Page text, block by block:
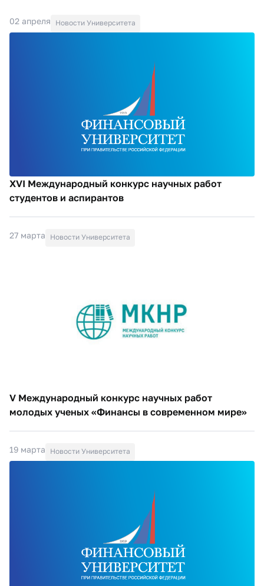
02 апреля Новости Университета
XVI Международный конкурс научных работ
студентов и аспирантов
27 марта Новости Университета
V Международный конкурс научных работ
молодых ученых «Финансы в современном мире»
19 марта Новости Университета